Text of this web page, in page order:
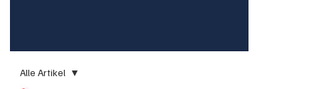
Alle Artikel